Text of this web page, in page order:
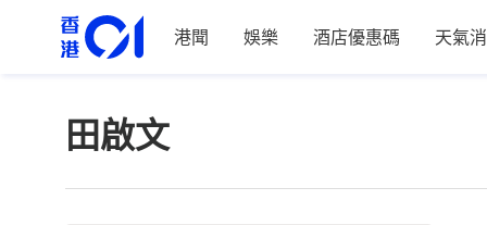
港聞 娛樂 酒店優惠碼 天氣
田啟文